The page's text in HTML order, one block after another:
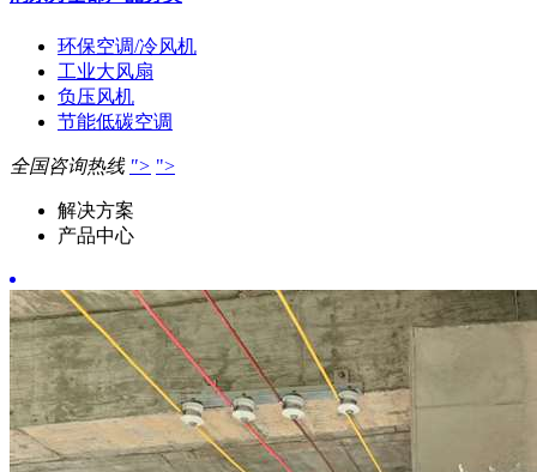
环保空调/冷风机
工业大风扇
负压风机
节能低碳空调
全国咨询热线 "> ">
解决方案
产品中心